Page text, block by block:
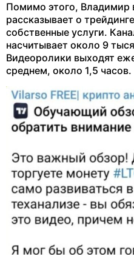
Помимо этого, Владимир
рассказывает о
собственные услуги.
насчитывает около 9
Видеоролики выходят
среднем, около 1,5 часов.